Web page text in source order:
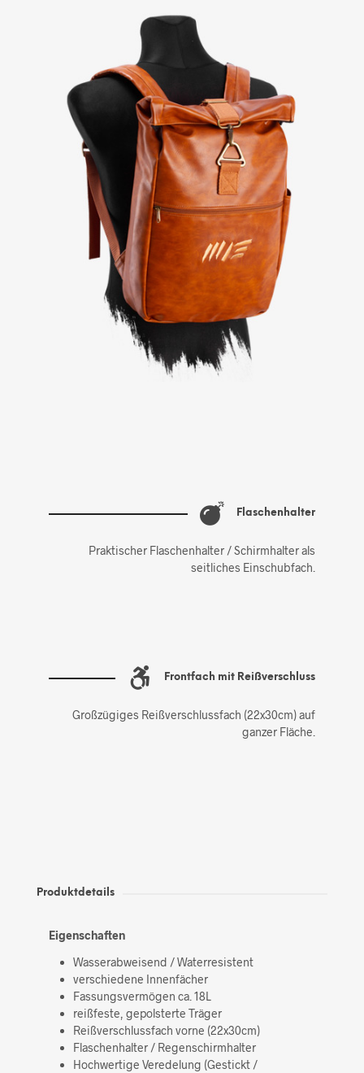
Flaschenhalter
Praktischer Flaschenhalter / Schirmhalter als
seitliches Einschubfach.
Frontfach mit Reißverschluss
Großzügiges Reißverschlussfach (22x30cm) auf
ganzer Fläche.
Produktdetails
Eigenschaften
Wasserabweisend / Waterresistent
verschiedene Innenfächer
Fassungsvermögen ca. 18L
reißfeste, gepolsterte Träger
Reißverschlussfach vorne (22x30cm)
Flaschenhalter / Regenschirmhalter
Hochwertige Veredelung (Gestickt /